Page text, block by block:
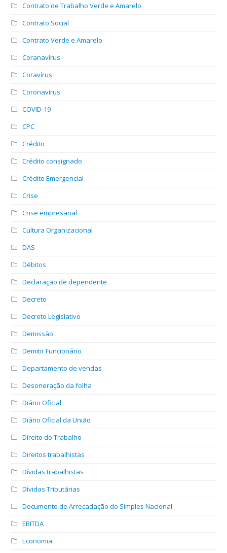
Contrato de Trabalho Verde e Amarelo
Contrato Social
Contrato Verde e Amarelo
Coranavírus
Coravírus
Coronavírus
COVID-19
CPC
Crédito
Crédito consignado
Crédito Emergencial
Crise
Crise empresarial
Cultura Organizacional
DAS
Débitos
Declaração de dependente
Decreto
Decreto Legislativo
Demissão
Demitir Funcionário
Departamento de vendas
Desoneração da folha
Diário Oficial
Diário Oficial da União
Direito do Trabalho
Direitos trabalhistas
Dívidas trabalhistas
Dívidas Tributárias
Documento de Arrecadação do Simples Nacional
EBITDA
Economia